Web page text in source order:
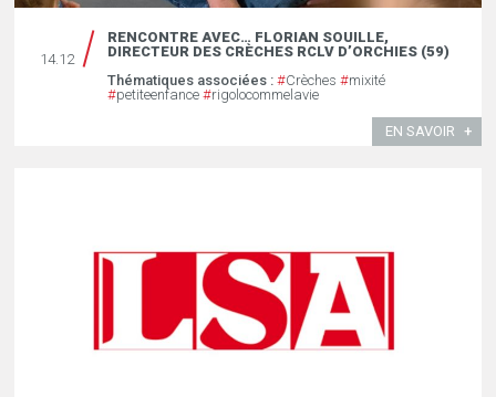
14.12
RENCONTRE AVEC… FLORIAN SOUILLE,
DIRECTEUR DES CRÈCHES RCLV D’ORCHIES (59)
Thématiques associées : #Crèches #mixité
#petiteenfance #rigolocommelavie
EN SAVOIR